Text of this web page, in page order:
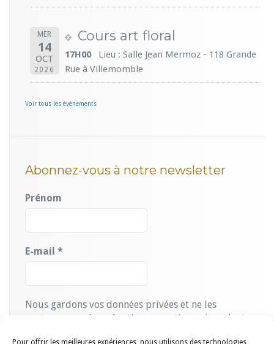
Pour offrir les meilleures expériences, nous utilisons des technologies
MER
14
OCT
2026
Cours art floral
17H00
Lieu : Salle Jean Mermoz - 118 Grande
Rue à Villemomble
Voir tous les évènements
Abonnez-vous à notre newsletter
Prénom
E-mail *
Nous gardons vos données privées et ne les
partageons qu’avec les tierces parties qui rendent ce